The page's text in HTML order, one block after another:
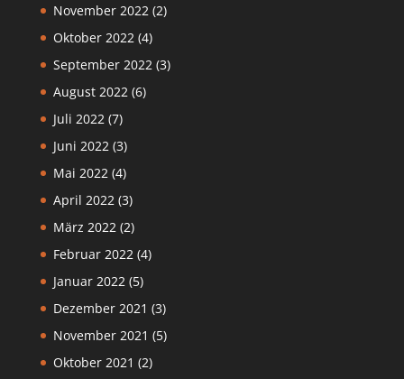
November 2022(2)
Oktober 2022(4)
September 2022(3)
August 2022(6)
Juli 2022(7)
Juni 2022(3)
Mai 2022(4)
April 2022(3)
März 2022(2)
Februar 2022(4)
Januar 2022(5)
Dezember 2021 (3)
November 2021 (5)
Oktober 2021 (2)